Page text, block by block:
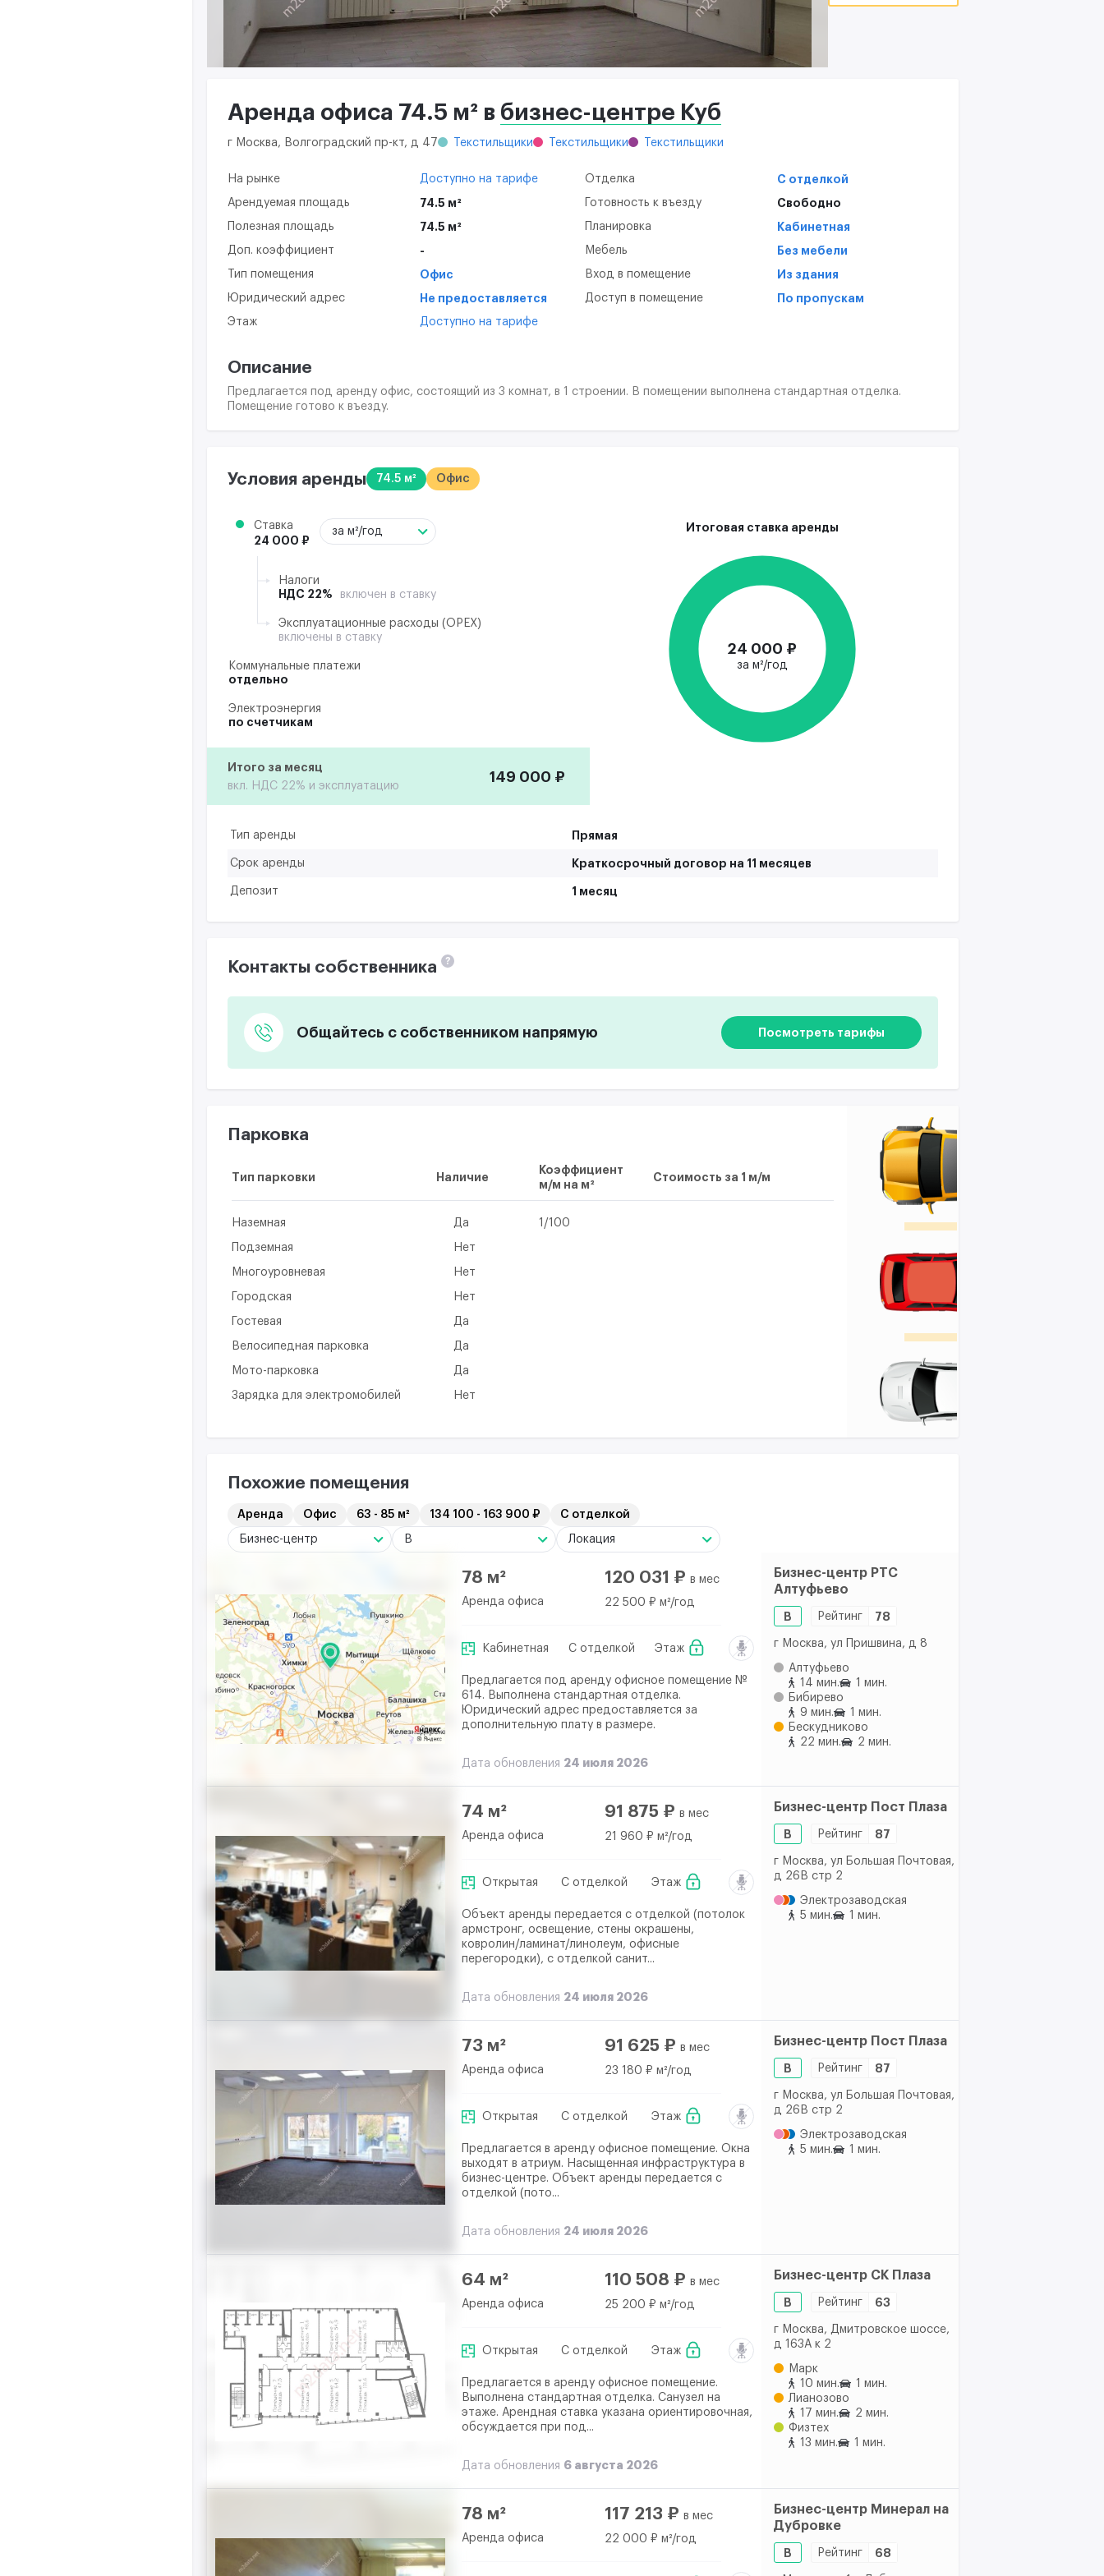
Аренда офиса 74.5 м² в бизнес-центре Куб
г Москва, Волгоградский пр-кт, д 47 Текстильщики Текстильщики Текстильщики
На рынке Доступно на тарифе
Арендуемая площадь 74.5 м²
Полезная площадь 74.5 м²
Доп. коэффициент -
Тип помещения Офис
Юридический адрес Не предоставляется
Этаж Доступно на тарифе
Отделка С отделкой
Готовность к въезду Свободно
Планировка Кабинетная
Мебель Без мебели
Вход в помещение Из здания
Доступ в помещение По пропускам
Описание
Предлагается под аренду офис, состоящий из 3 комнат, в 1 строении. В помещении выполнена стандартная отделка.
Помещение готово к въезду.
Условия аренды 74.5 м² Офис
Ставка
24 000 ₽
за м²/год
Налоги
НДС 22%
включен в ставку
Эксплуатационные расходы (ОРЕХ)
включены в ставку
Коммунальные платежи
отдельно
Электроэнергия
по счетчикам
Итого за месяц
вкл. НДС 22% и эксплуатацию
149 000 ₽
Итоговая ставка аренды
24 000 ₽
за м²/год
Тип аренды Прямая
Срок аренды Краткосрочный договор на 11 месяцев
Депозит 1 месяц
Контакты собственника ?
Общайтесь с собственником напрямую Посмотреть тарифы
Парковка
Тип парковки Наличие
Коэффициент
м/м на м²
Стоимость за 1 м/м
Наземная Да 1/100
Подземная Нет
Многоуровневая Нет
Городская Нет
Гостевая Да
Велосипедная парковка Да
Мото-парковка Да
Зарядка для электромобилей Нет
Похожие помещения
Аренда Офис 63 - 85 м² 134 100 - 163 900 ₽ С отделкой
Бизнес-центр B Локация
78 м²
Аренда офиса
120 031 ₽ в мес
22 500 ₽ м²/год
Кабинетная С отделкой Этаж
Предлагается под аренду офисное помещение №
614. Выполнена стандартная отделка.
Юридический адрес предоставляется за
дополнительную плату в размере.
Дата обновления 24 июля 2026
Бизнес-центр РТС
Алтуфьево
B Рейтинг 78
г Москва, ул Пришвина, д 8
Алтуфьево
14 мин.
1 мин.
Бибирево
9 мин.
1 мин.
Бескудниково
22 мин.
2 мин.
74 м²
Аренда офиса
91 875 ₽ в мес
21 960 ₽ м²/год
Открытая С отделкой Этаж
Объект аренды передается с отделкой (потолок
армстронг, освещение, стены окрашены,
ковролин/ламинат/линолеум, офисные
перегородки), с отделкой санит...
Дата обновления 24 июля 2026
Бизнес-центр Пост Плаза
B Рейтинг 87
г Москва, ул Большая Почтовая,
д 26В стр 2
Электрозаводская
5 мин.
1 мин.
73 м²
Аренда офиса
91 625 ₽ в мес
23 180 ₽ м²/год
Открытая С отделкой Этаж
Предлагается в аренду офисное помещение. Окна
выходят в атриум. Насыщенная инфраструктура в
бизнес-центре. Объект аренды передается с
отделкой (пото...
Дата обновления 24 июля 2026
Бизнес-центр Пост Плаза
B Рейтинг 87
г Москва, ул Большая Почтовая,
д 26В стр 2
Электрозаводская
5 мин.
1 мин.
64 м²
Аренда офиса
110 508 ₽ в мес
25 200 ₽ м²/год
Открытая С отделкой Этаж
Предлагается в аренду офисное помещение.
Выполнена стандартная отделка. Санузел на
этаже. Арендная ставка указана ориентировочная,
обсуждается при под...
Дата обновления 6 августа 2026
Бизнес-центр СК Плаза
B Рейтинг 63
г Москва, Дмитровское шоссе,
д 163А к 2
Марк
10 мин.
1 мин.
Лианозово
17 мин.
2 мин.
Физтех
13 мин.
1 мин.
78 м²
Аренда офиса
117 213 ₽ в мес
22 000 ₽ м²/год
Бизнес-центр Минерал на
Дубровке
B Рейтинг 68